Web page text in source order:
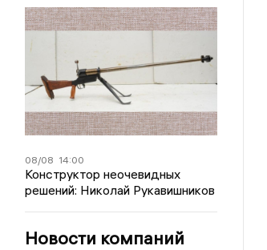
08/08 14:00
Конструктор неочевидных
решений: Николай Рукавишников
Новости компаний